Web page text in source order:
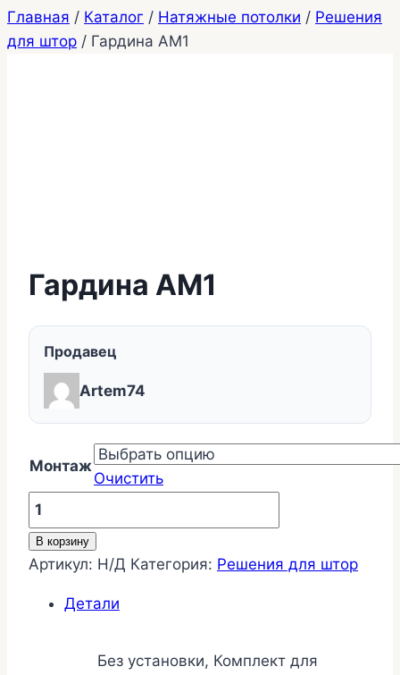
Главная / Каталог / Натяжные потолки / Решения
для штор / Гардина АМ1
Гардина АМ1
Продавец
Artem74
Монтаж
Очистить
Количество
товара
Гардина
АМ1
В корзину
Артикул: Н/Д Категория: Решения для штор
Детали
Без установки, Комплект для